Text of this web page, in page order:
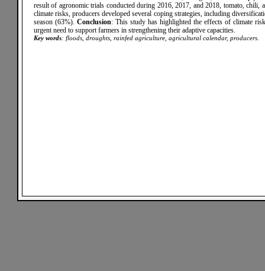
result of agronomic trials conducted during 2016, 2017, and 2018, tomato,
climate risks, producers developed several coping strategies, including
season (63%). Conclusion: This study has highlighted the effects of climate
urgent need to support farmers in strengthening their adaptive capacities.
Key words: floods, droughts, rainfed agriculture, agricultural calendar, producers.